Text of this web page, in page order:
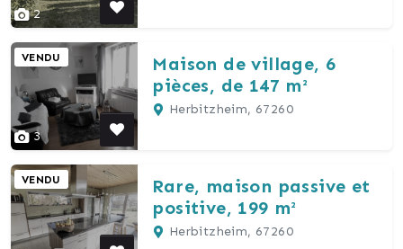
2
3
VENDU
Maison de village, 6
pièces, de 147 m²
Herbitzheim, 67260
VENDU
Rare, maison passive et
positive, 199 m²
Herbitzheim, 67260